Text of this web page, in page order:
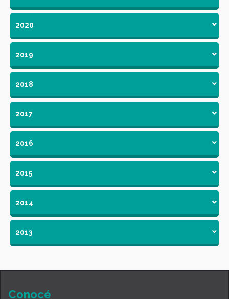
2020
2019
2018
2017
2016
2015
2014
2013
Conocé